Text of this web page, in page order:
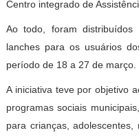
Centro integrado de
Ao todo, foram
lanches para os usuários
período de 18 a 27 de março.
A iniciativa teve por objetivo
programas sociais
para crianças, adolescentes,